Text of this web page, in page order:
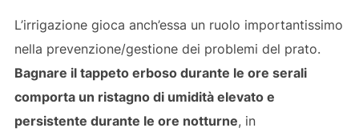
L’irrigazione gioca anch’essa un ruolo importantissimo
nella prevenzione/gestione dei problemi del prato.
Bagnare il tappeto erboso durante le ore serali
comporta un ristagno di umidità elevato e
persistente durante le ore notturne, in